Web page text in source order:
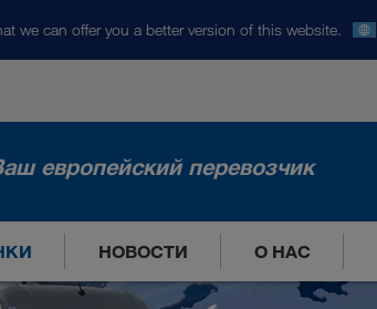
we can offer you a better version of this website.
европейский перевозчик
НОВОСТИ О НАС